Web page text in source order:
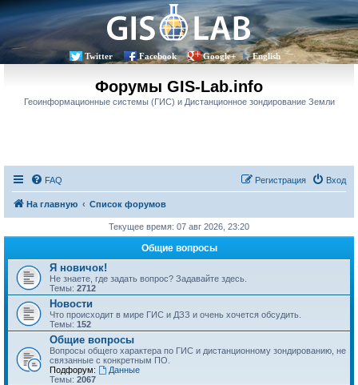
Twitter Facebook Google+ English
Форумы GIS-Lab.info
Геоинформационные системы (ГИС) и Дистанционное зондирование Земли
FAQ Вход
Регистрация
На главную Список форумов
Текущее время: 07 авг 2026, 23:20
Общие вопросы
Я новичок!
Не знаете, где задать вопрос? Задавайте здесь.
Темы: 2712
Новости
Что происходит в мире ГИС и ДЗЗ и очень хочется обсудить.
Темы: 152
Общие вопросы
Вопросы общего характера по ГИС и дистанционному зондированию, не
связанные с конкретным ПО.
Подфорум:
Данные
Темы: 2067